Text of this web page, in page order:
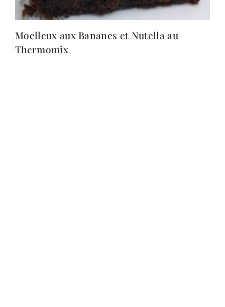
Moelleux aux Bananes et Nutella au
Thermomix